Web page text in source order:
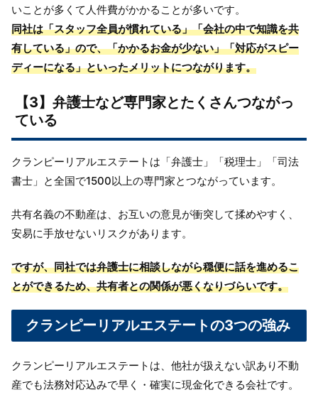
いことが多くて人件費がかかることが多いです。
同社は「スタッフ全員が慣れている」「会社の中で知識を共
有している」ので、「かかるお金が少ない」「対応がスピー
ディーになる」といったメリットにつながります。
【3】弁護士など専門家とたくさんつながっ
ている
クランピーリアルエステートは「弁護士」「税理士」「司法
書士」と全国で1500以上の専門家とつながっています。
共有名義の不動産は、お互いの意見が衝突して揉めやすく、
安易に手放せないリスクがあります。
ですが、同社では弁護士に相談しながら穏便に話を進めるこ
とができるため、共有者との関係が悪くなりづらいです。
クランピーリアルエステートの3つの強み
クランピーリアルエステートは、他社が扱えない訳あり不動
産でも法務対応込みで早く・確実に現金化できる会社です。